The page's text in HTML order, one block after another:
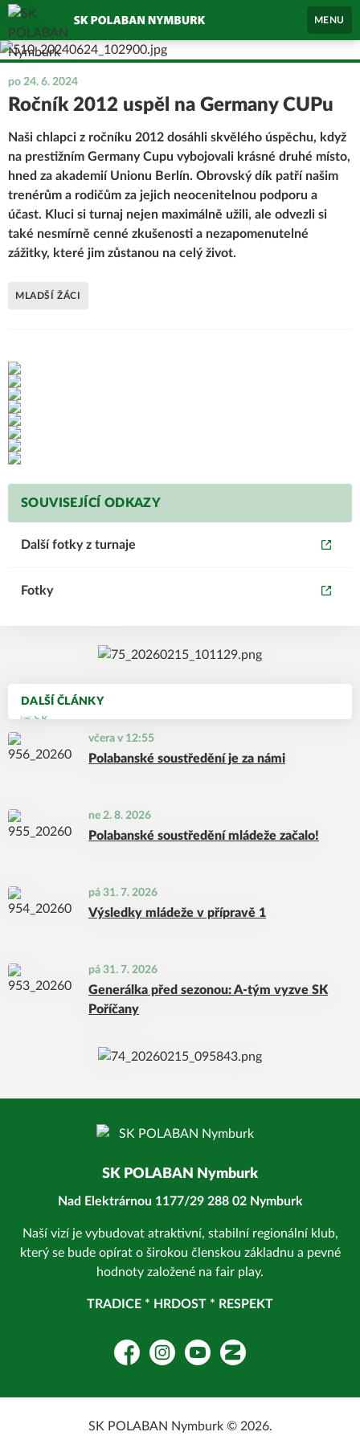
MENU
DALŠÍ ČLÁNKY
včera v 12:55
Polabanské soustředění je za námi
ne 2. 8. 2026
Polabanské soustředění mládeže začalo!
pá 31. 7. 2026
Výsledky mládeže v přípravě 1
pá 31. 7. 2026
Generálka před sezonou: A-tým vyzve SK
Poříčany
po 24. 6. 2024
Ročník 2012 uspěl na Germany CUPu
Naši chlapci z ročníku 2012 dosáhli skvělého úspěchu, když
na prestižním Germany Cupu vybojovali krásné druhé místo,
hned za akademií Unionu Berlín. Obrovský dík patří našim
trenérům a rodičům za jejich neocenitelnou podporu a
účast. Kluci si turnaj nejen maximálně užili, ale odvezli si
také nesmírně cenné zkušenosti a nezapomenutelné
zážitky, které jim zůstanou na celý život.
MLADŠÍ ŽÁCI
SOUVISEJÍCÍ ODKAZY
Další fotky z turnaje
Fotky
SK POLABAN Nymburk
Nad Elektrárnou 1177/29 288 02 Nymburk
Naší vizí je vybudovat atraktivní, stabilní regionální klub,
který se bude opírat o širokou členskou základnu a pevné
hodnoty založené na fair play.
TRADICE * HRDOST * RESPEKT
FacebookInstagramYouTubeZonerama
SK POLABAN Nymburk © 2026.